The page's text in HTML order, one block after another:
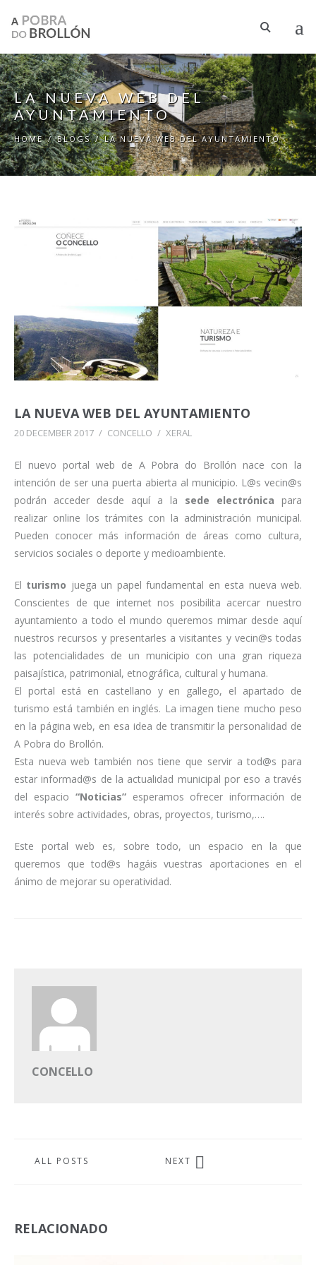
LA NUEVA WEB DEL
AYUNTAMIENTO
HOME / BLOGS / LA NUEVA WEB DEL AYUNTAMIENTO
LA NUEVA WEB DEL AYUNTAMIENTO
20 DECEMBER 2017 / CONCELLO / XERAL
El nuevo portal web de A Pobra do Brollón nace con la
intención de ser una puerta abierta al municipio. L@s vecin@s
podrán acceder desde aquí a la sede electrónica para
realizar online los trámites con la administración municipal.
Pueden conocer más información de áreas como cultura,
servicios sociales o deporte y medioambiente.
El turismo juega un papel fundamental en esta nueva web.
Conscientes de que internet nos posibilita acercar nuestro
ayuntamiento a todo el mundo queremos mimar desde aquí
nuestros recursos y presentarles a visitantes y vecin@s todas
las potencialidades de un municipio con una gran riqueza
paisajística, patrimonial, etnográfica, cultural y humana.
El portal está en castellano y en gallego, el apartado de
turismo está también en inglés. La imagen tiene mucho peso
en la página web, en esa idea de transmitir la personalidad de
A Pobra do Brollón.
Esta nueva web también nos tiene que servir a tod@s para
estar informad@s de la actualidad municipal por eso a través
del espacio “Noticias”esperamos ofrecer información de
interés sobre actividades, obras, proyectos, turismo,….
Este portal web es, sobre todo, un espacio en la que
queremos que tod@s hagáis vuestras aportaciones en el
ánimo de mejorar su operatividad.
CONCELLO
ALL POSTS NEXT
RELACIONADO